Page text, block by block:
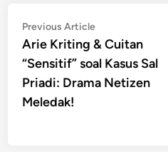
Post
navigation
Previous ArticlePrevious
article:
Arie Kriting & Cuitan
“Sensitif” soal Kasus Sal
Priadi: Drama Netizen
Meledak!